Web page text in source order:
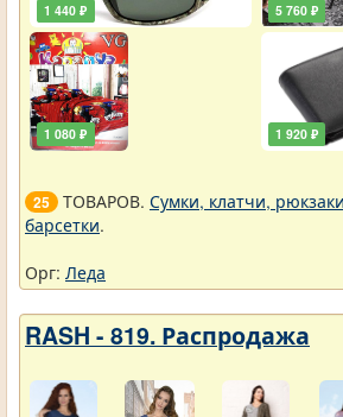
1 440 ₽
1 080 ₽
5 760 ₽
1 920 ₽
25 ТОВАРОВ. Сумки, клатчи,
барсетки.
Орг: Леда
RASH - 819. Распродажа